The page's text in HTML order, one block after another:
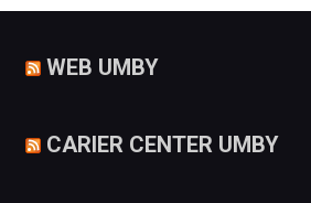
WEB UMBY
CARIER CENTER UMBY